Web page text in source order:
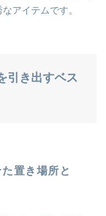
アイテムです。
引き出すベス
置き場所と